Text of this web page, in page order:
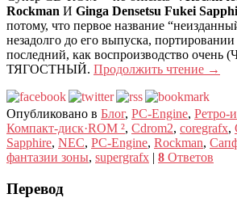
Rockman И Ginga Densetsu Fukei
потому, что первое название
незадолго до его выпуска,
последний, как воспроизводство
ТЯГОСТНЫЙ. Продолжить чтение →
Опубликовано в Блог, PC-Engine, Ретро-
Компакт-диск·ROM ², Cdrom2, coregrafx,
Sapphire, NEC, PC-Engine, Rockman,
фантазии зоны, supergrafx | 8 Ответов
Перевод